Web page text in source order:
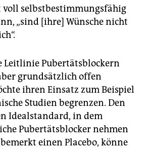
voll selbstbestimmungsfähig
„sind [ihre] Wünsche nicht
Leitlinie Pubertätsblockern
grundsätzlich offen
ihren Einsatz zum Beispiel
Studien begrenzen. Den
Idealstandard, in dem
Pubertätsblocker nehmen
einen Placebo, könne